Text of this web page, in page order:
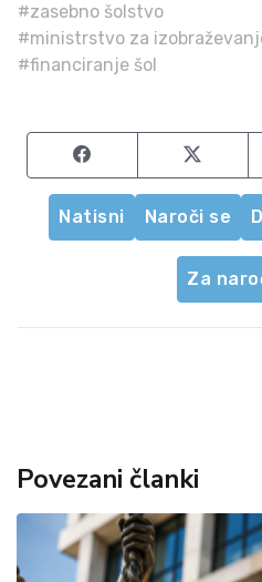
#zasebno šolstvo
#ministrstvo za
#financiranje šol
Share on Facebook
Natisni Naroči se
Za
Povezani članki